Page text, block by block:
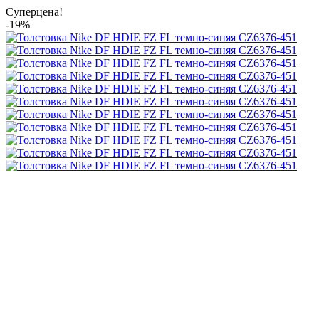
Суперцена!
-19%